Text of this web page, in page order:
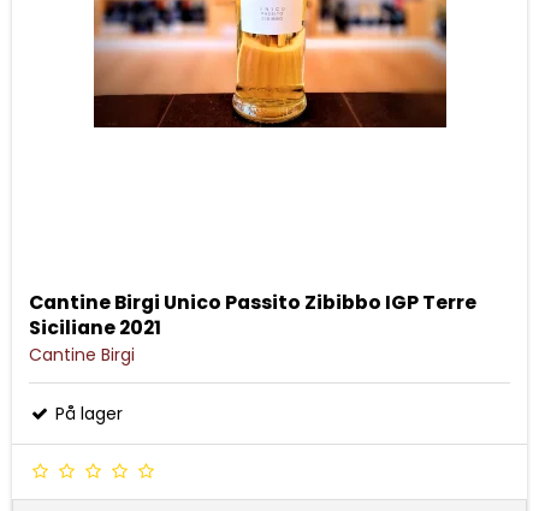
Cantine Birgi Unico Passito Zibibbo IGP Terre
Siciliane 2021
Cantine Birgi
På lager